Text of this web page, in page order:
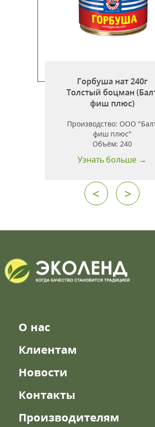
Горбуша нат 240г
Толстый боцман
фиш плюс)
Производство: ООО
фиш плюс"
Объём: 240
Узнать больше →
< >
О нас
Клиентам
Новости
Контакты
Производителям